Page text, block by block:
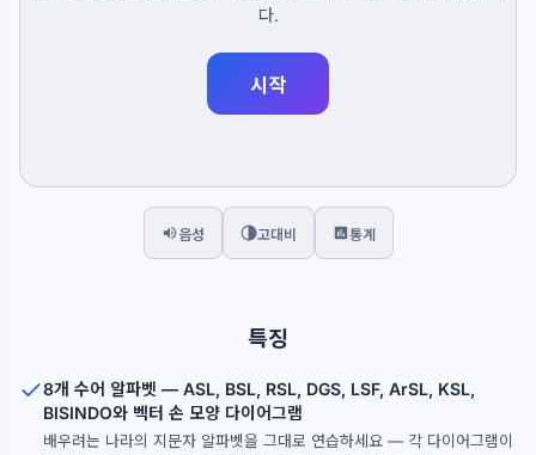
다.
시작
음성 고대비 통계
특징
8개 수어 알파벳 — ASL, BSL, RSL, DGS, LSF, ArSL, KSL,
BISINDO와 벡터 손 모양 다이어그램
배우려는 나라의 지문자 알파벳을 그대로 연습하세요 — 각 다이어그램이